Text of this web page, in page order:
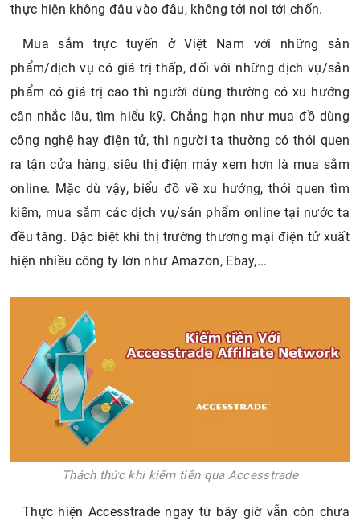
thực hiện không đâu vào đâu, không tới nơi tới chốn.
Mua sắm trực tuyến ở Việt Nam với những sản
phẩm/dịch vụ có giá trị thấp, đối với những dịch vụ/sản
phẩm có giá trị cao thì người dùng thường có xu hướng
cân nhắc lâu, tìm hiểu kỹ. Chẳng hạn như mua đồ dùng
công nghệ hay điện tử, thì người ta thường có thói quen
ra tận cửa hàng, siêu thị điện máy xem hơn là mua sắm
online. Mặc dù vậy, biểu đồ về xu hướng, thói quen tìm
kiếm, mua sắm các dịch vụ/sản phẩm online tại nước ta
đều tăng. Đặc biệt khi thị trường thương mại điện tử xuất
hiện nhiều công ty lớn như Amazon, Ebay,...
Thách thức khi kiếm tiền qua Accesstrade
Thực hiện Accesstrade ngay từ bây giờ vẫn còn chưa